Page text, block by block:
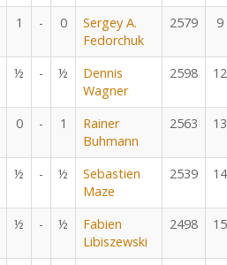
1 - 0
Sergey A.
Fedorchuk
2579 9
½ - ½
Dennis
Wagner
2598 12
0 - 1
Rainer
Buhmann
2563 13
½ - ½
Sebastien
Maze
2539 14
½ - ½
Fabien
Libiszewski
2498 15